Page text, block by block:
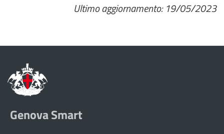
Ultimo aggiornamento: 19/05/2023
Genova Smart